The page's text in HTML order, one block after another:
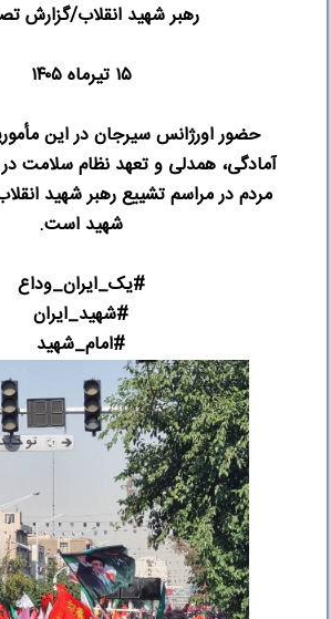
رهبر شهید انقلاب/گزارش
۱۵ تیرماه ۱۴۰۵
حضور اورژانس سیرجان در این
آمادگی، همدلی و تعهد نظام سلامت
مردم در مراسم تشییع رهبر شهید
شهید است.
#یک_ایران_وداع
#شهید_ایران
#امام_شهید